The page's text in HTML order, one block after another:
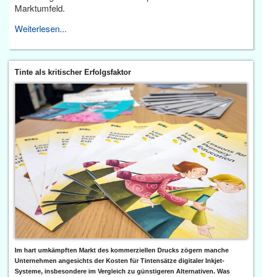
Marktumfeld.
Weiterlesen...
Tinte als kritischer Erfolgsfaktor
Im hart umkämpften Markt des kommerziellen Drucks zögern manche
Unternehmen angesichts der Kosten für Tintensätze digitaler Inkjet-
Systeme, insbesondere im Vergleich zu günstigeren Alternativen. Was